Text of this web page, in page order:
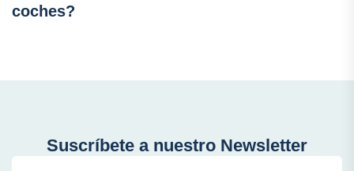
coches?
Suscríbete a nuestro Newsletter